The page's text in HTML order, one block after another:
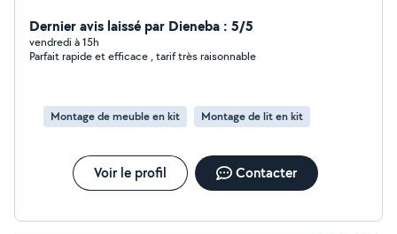
Dernier avis laissé par Dieneba : 5/5
vendredi à 15h
Parfait rapide et efficace , tarif très raisonnable
Montage de meuble en kit Montage de lit en kit
Voir le profil Contacter